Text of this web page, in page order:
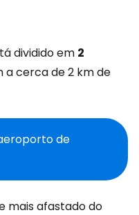
dividido em 2
a cerca de 2 km de
de
mais afastado do